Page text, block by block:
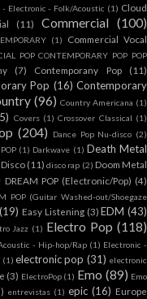
Electronic - Folk/Acoustic (1) Cloud
(11) Commercial (100)
(1)
Commercial Vocal
POP CONTEMPORARY POP POP
(7) Contemporany Pop (11)
Pop (16) Contemporary
(96) Country Americana (1)
Covers (1) Crossover Classical (1)
(204) Dance Pop Nu-disco (2)
(1) Darkwave (1) Death Metal
Disco (11) disco rap (2) Doom Metal
DREAM POP (Electronic/Pop) (4)
POP (Guitar Washed-out/Shoegaze
(19) Easy Listening (3) EDM (43)
Jazz (1) Electro Pop (118)
- Hip-hop/Rap (1) Electronic -
(1) electronic pop (31) electronic
(3) ElectroPop (1) Emo (89) Emo
entrevistas (1) epic (16) Europe